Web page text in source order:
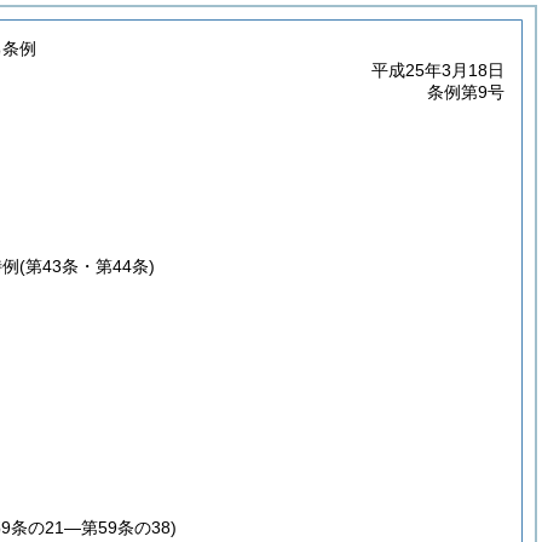
例
平成25年3月18日
条例第9号
(第43条・第44条)
条の21―第59条の38)